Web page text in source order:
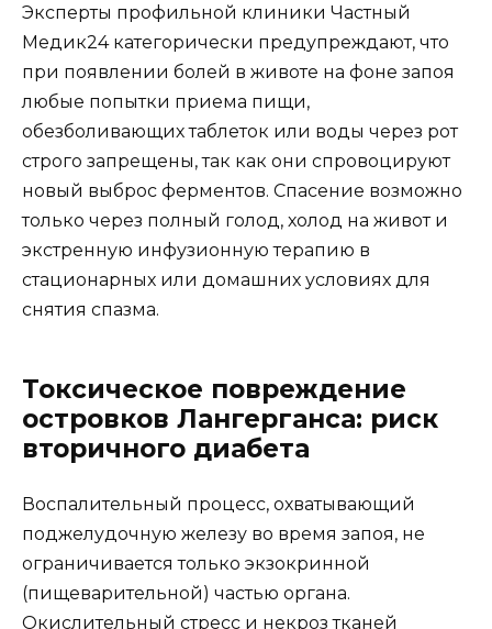
Эксперты профильной клиники Частный
Медик24 категорически предупреждают, что
при появлении болей в животе на фоне запоя
любые попытки приема пищи,
обезболивающих таблеток или воды через рот
строго запрещены, так как они спровоцируют
новый выброс ферментов. Спасение возможно
только через полный голод, холод на живот и
экстренную инфузионную терапию в
стационарных или домашних условиях для
снятия спазма.
Токсическое повреждение
островков Лангерганса: риск
вторичного диабета
Воспалительный процесс, охватывающий
поджелудочную железу во время запоя, не
ограничивается только экзокринной
(пищеварительной) частью органа.
Окислительный стресс и некроз тканей